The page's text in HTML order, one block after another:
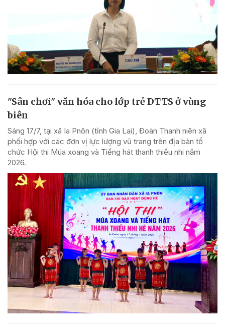
"Sân chơi" văn hóa cho lớp trẻ DTTS ở vùng
biên
Sáng 17/7, tại xã Ia Pnôn (tỉnh Gia Lai), Đoàn Thanh niên xã
phối hợp với các đơn vị lực lượng vũ trang trên địa bàn tổ
chức Hội thi Múa xoang và Tiếng hát thanh thiếu nhi năm
2026.